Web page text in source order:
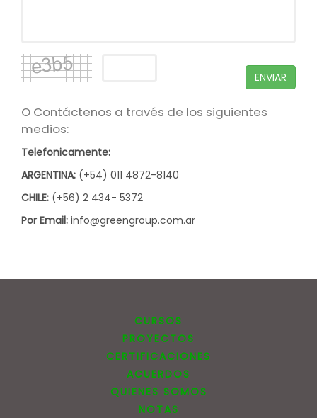
ENVIAR
O Contáctenos a través de los siguientes
medios:
Telefonicamente:
ARGENTINA: (+54) 011 4872-8140
CHILE: (+56) 2 434- 5372
Por Email: info@greengroup.com.ar
CURSOS
PROYECTOS
CERTIFICACIONES
ACUERDOS
QUIENES SOMOS
NOTAS